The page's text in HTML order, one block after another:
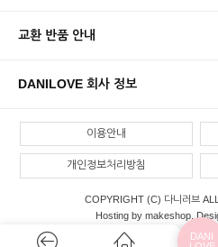
DANI
교환 반품 안내
DANILOVE 회사 정보
이용안내
개인정보처리방침
COPYRIGHT (C) 다니러브
Hosting by makeshop.